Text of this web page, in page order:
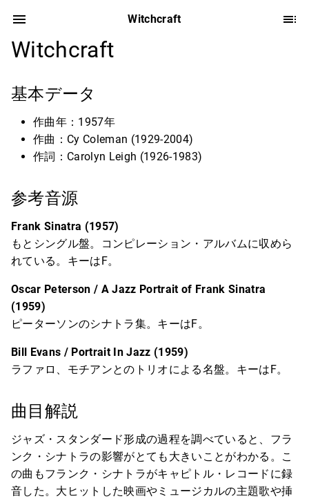
Witchcraft
Witchcraft
基本データ
作曲年：1957年
作曲：Cy Coleman (1929-2004)
作詞：Carolyn Leigh (1926-1983)
参考音源
Frank Sinatra (1957)
もとシングル盤。コンピレーション・アルバムに収めら
れている。キーはF。
Oscar Peterson / A Jazz Portrait of Frank Sinatra
(1959)
ピーターソンのシナトラ集。キーはF。
Bill Evans / Portrait In Jazz (1959)
ラファロ、モチアンとのトリオによる名盤。キーはF。
曲目解説
ジャズ・スタンダード形成の過程を調べていると、フラ
ンク・シナトラの影響がとても大きいことがわかる。こ
の曲もフランク・シナトラがキャピトル・レコードに録
音した。大ヒットした映画やミュージカルの主題歌や挿